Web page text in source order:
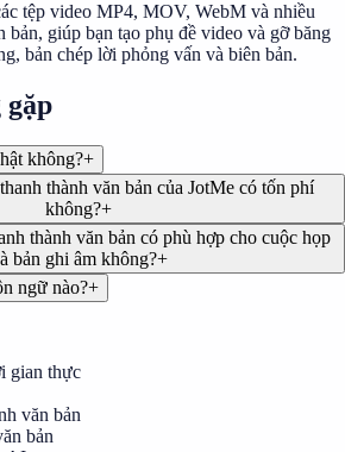
tệp video MP4, MOV, WebM và nhiều
bản, giúp bạn tạo phụ đề video và gỡ băng
bản chép lời phỏng vấn và biên bản.
gặp
không?+
thành văn bản của JotMe có tốn phí
không?+
thành văn bản có phù hợp cho cuộc họp
bản ghi âm không?+
ngữ nào?+
gian thực
văn bản
bản